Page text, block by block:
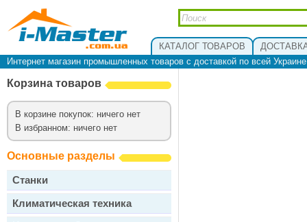
КАТАЛОГ ТОВАРОВ
Интернет магазин промышленных товаров с доставкой по всей
Корзина товаров
В корзине покупок: ничего нет
В избранном: ничего нет
Основные разделы
Станки
Климатическая техника